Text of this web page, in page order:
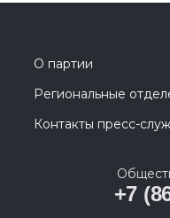
О партии
Региональные
Контакты пресс-
+7